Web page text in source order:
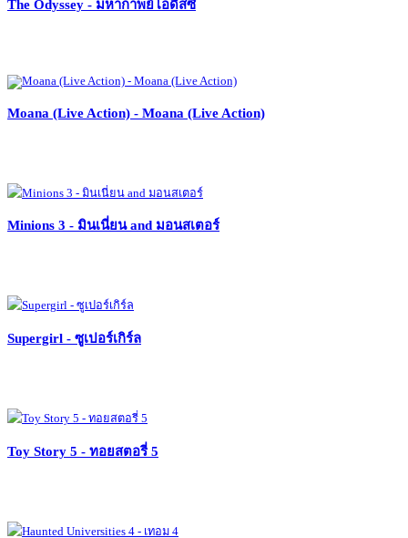
The Odyssey - มหากาพย์โอดิสซี
Moana (Live Action) - Moana (Live Action)
Minions 3 - มินเนี่ยน and มอนสเตอร์
Supergirl - ซูเปอร์เกิร์ล
Toy Story 5 - ทอยสตอรี่ 5